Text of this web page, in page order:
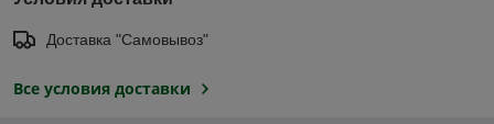
Доставка "Самовывоз"
Все условия доставки